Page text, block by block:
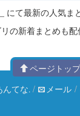
にて最新の人気ま
の新着まとめも配
ページトップ
んてな. / メール /